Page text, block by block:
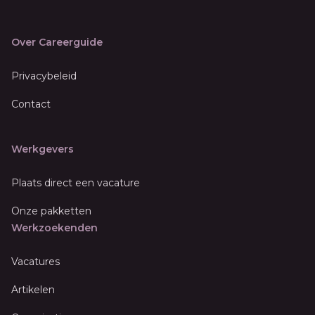
Over Careerguide
Privacybeleid
Contact
Werkgevers
Plaats direct een vacature
Onze pakketten
Werkzoekenden
Vacatures
Artikelen